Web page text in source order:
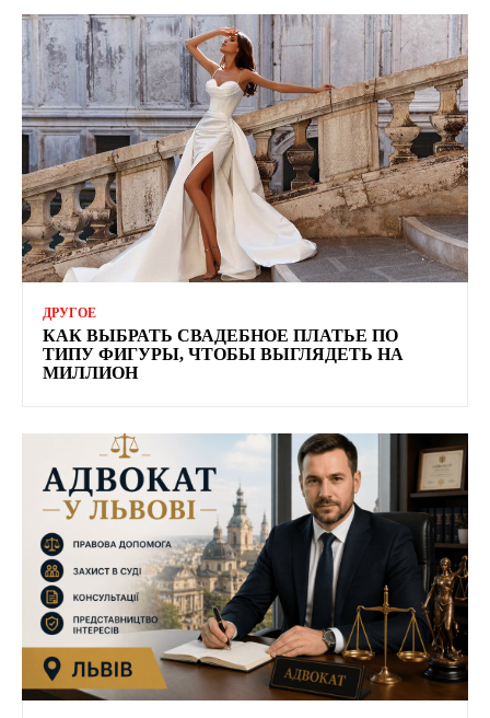
ДРУГОЕ
КАК ВЫБРАТЬ СВАДЕБНОЕ ПЛАТЬЕ ПО
ТИПУ ФИГУРЫ, ЧТОБЫ ВЫГЛЯДЕТЬ НА
МИЛЛИОН